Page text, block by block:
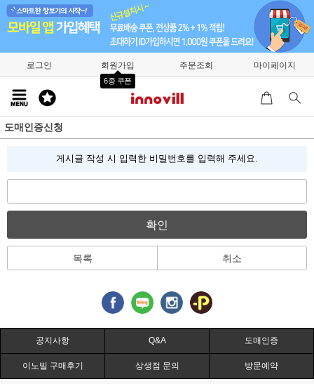
로그인 회원가입
6종 쿠폰
주문조회 마이페이지
도매인증신청
게시글 작성 시 입력한 비밀번호를 입력해 주세요.
확인
목록 취소
공지사항 Q&A 도매인증
이노빌 구매후기 상생점 문의 방문예약